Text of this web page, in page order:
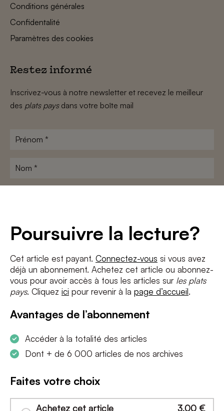
Poursuivre la lecture?
Cet article est payant. Connectez-vous si vous avez
déjà un abonnement. Achetez cet article ou abonnez-
vous pour avoir accès à tous les articles sur les plats
pays. Cliquez ici pour revenir à la page d’accueil.
Avantages de l’abonnement
Accéder à la totalité des articles
Dont + de 6 000 articles de nos archives
Faites votre choix
Achetez cet article 3,00 €
Conditions générales
Confidentalité
Paramètres des cookies
Restez informé
Inscrivez-vous à notre newsletter et recevez le meilleur
des plats paysdans votre boîte mail
Prénom
Nom
J'accepte les termes et conditions etla politique de confidentialité
S'INSCRIRE